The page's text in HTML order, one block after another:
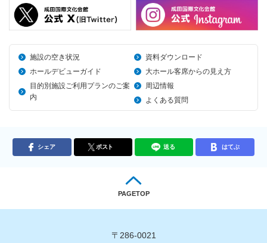
施設の空き状況
資料ダウンロード
ホールデビューガイド
大ホール客席からの見え方
目的別施設ご利用プランのご案
内
周辺情報
よくある質問
シェア ポスト 送る はてぶ
PAGETOP
〒286-0021